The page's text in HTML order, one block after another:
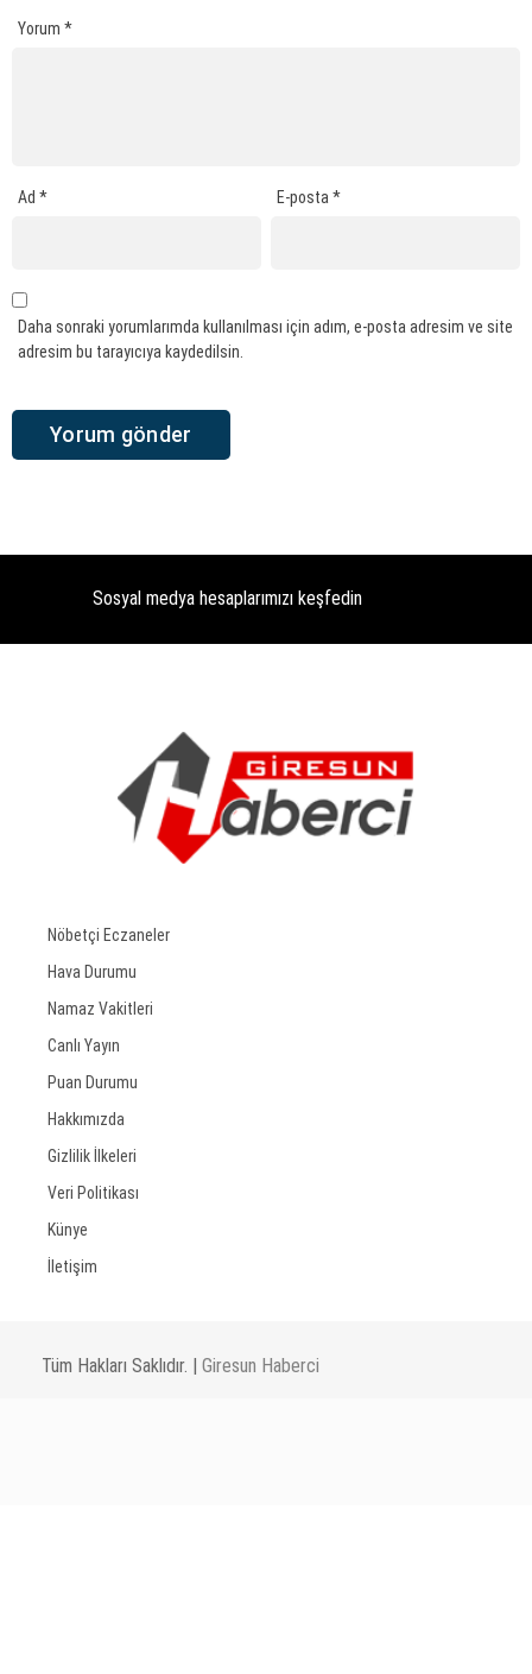
Yorum *
Ad * E-posta*
Daha sonraki yorumlarımda kullanılması için adım, e-posta adresim ve site
adresim bu tarayıcıya kaydedilsin.
Sosyal medya hesaplarımızı keşfedin
Nöbetçi Eczaneler
Hava Durumu
Namaz Vakitleri
Canlı Yayın
Puan Durumu
Hakkımızda
Gizlilik İlkeleri
Veri Politikası
Künye
İletişim
Tüm Hakları Saklıdır. | Giresun Haberci